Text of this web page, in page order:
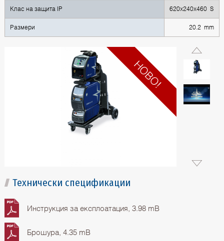
Клас на защита IP 620x240x460 S
Размери 20.2 mm
Технически спецификации
Инструкция за експлоатация, 3.98 mB
Брошура, 4.35 mB